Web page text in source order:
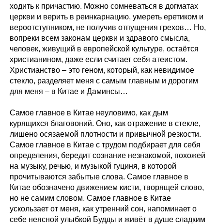
ходить к причастию. Можно сомневаться в догматах
церкви и верить в реинкарнацию, умереть еретиком и
вероотступником, не получив отпущения грехов… Но,
вопреки всем законам церкви и здравого смысла,
человек, живущий в европейской культуре, остаётся
христианином, даже если считает себя атеистом.
Христианство – это геном, который, как невидимое
стекло, разделяет меня с самым главным и дорогим
для меня – в Китае и Даминсы…
Самое главное в Китае неуловимо, как дым
курящихся благовоний. Оно, как отражение в стекле,
лишено осязаемой плотности и привычной резкости.
Самое главное в Китае с трудом подбирает для себя
определения, бередит сознание незнакомой, похожей
на музыку, речью, и музыкой гуциня, в которой
прочитываются забытые слова. Самое главное в
Китае обозначено движением кисти, творящей слово,
но не самим словом. Самое главное в Китае
ускользает от меня, как утренний сон, напоминает о
себе неясной улыбкой Будды и живёт в душе сладким